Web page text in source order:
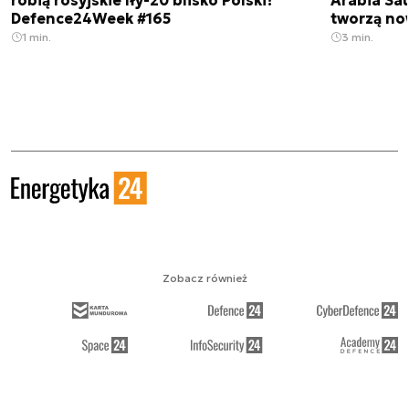
Defence24Week #165
1 min.
tworzą
3 min.
Zobacz również